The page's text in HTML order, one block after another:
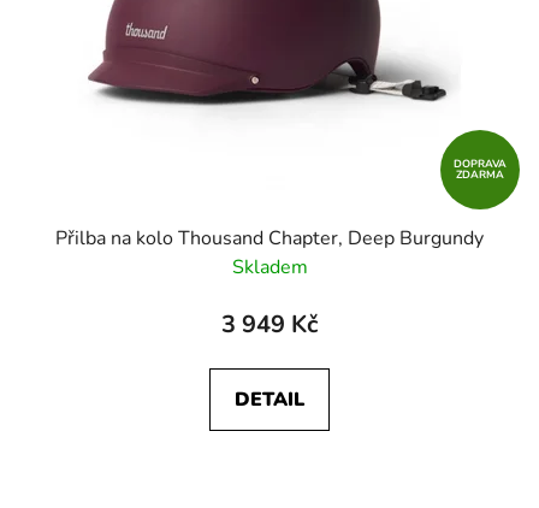
DOPRAVA
ZDARMA
Přilba na kolo Thousand Chapter, Deep Burgundy
Skladem
3 949 Kč
DETAIL